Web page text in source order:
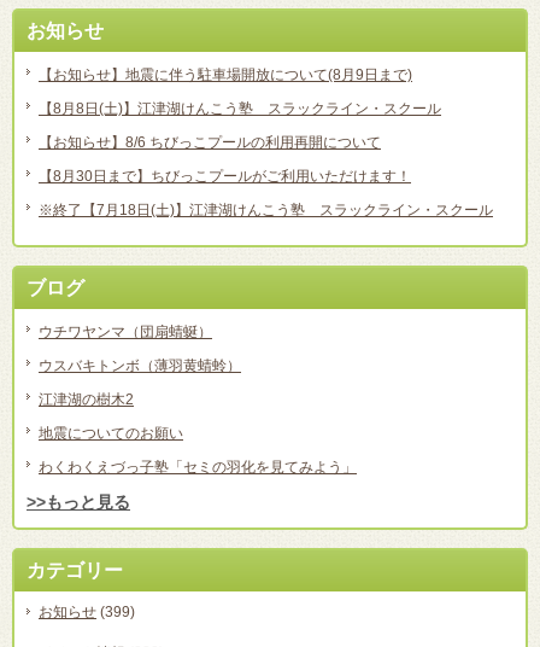
お知らせ
【お知らせ】地震に伴う駐車場開放について(8月9日まで)
【8月8日(土)】江津湖けんこう塾 スラックライン・スクール
【お知らせ】8/6 ちびっこプールの利用再開について
【8月30日まで】ちびっこプールがご利用いただけます！
※終了【7月18日(土)】江津湖けんこう塾 スラックライン・スクール
ブログ
ウチワヤンマ（団扇蜻蜒）
ウスバキトンボ（薄羽黄蜻蛉）
江津湖の樹木2
地震についてのお願い
わくわくえづっ子塾「セミの羽化を見てみよう」
>>もっと見る
カテゴリー
お知らせ (399)